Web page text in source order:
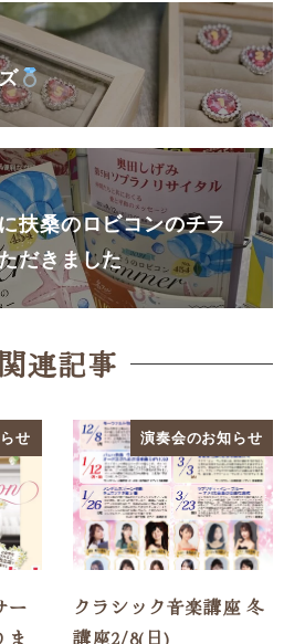
扶桑のロビコンのチラ
だきました
関連記事
せ
ー
ま
演奏会のお知らせ
クラシック音楽講座 冬
講座2/8(日)